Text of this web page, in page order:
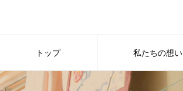
トップ 私たちの想い